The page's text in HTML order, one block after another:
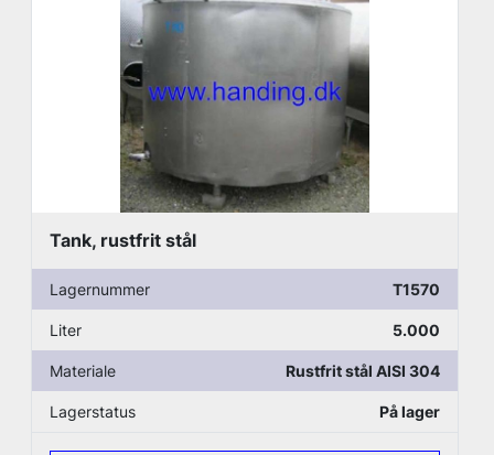
Tank, rustfrit stål
Lagernummer T1570
Liter 5.000
Materiale Rustfrit stål AISI 304
Lagerstatus På lager